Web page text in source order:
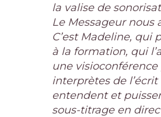
la valise de
Le Messageur nous
C’est Madeline, qui
à la formation, qui
une
interprètes de l’écrit
entendent et
sous-titrage en